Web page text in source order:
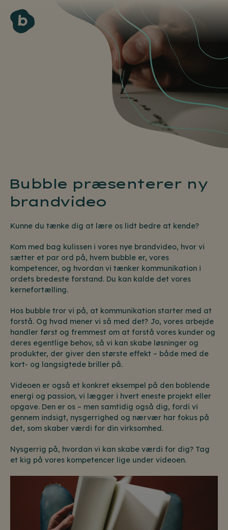
Bubble præsenterer ny
brandvideo
Kunne du tænke dig at lære os lidt bedre at kende?
Kom med bag kulissen i vores nye brandvideo, hvor vi
sætter et par ord på, hvem bubble er, vores
kompetencer, og hvordan vi tænker kommunikation i
ordets bredeste forstand. Du kan kalde det vores
kernefortælling.
Hos bubble tror vi på, at kommunikation starter med at
forstå. Og hvad mener vi så med det? Jo, vores arbejde
handler først og fremmest om at forstå vores kunder og
deres egentlige behov, så vi kan skabe løsninger og
produkter, der giver den største effekt – både med de
kort- og langsigtede briller på.
Videoen er også et konkret eksempel på den boblende
energi og passion, vi lægger i hvert eneste projekt eller
opgave. Den er os – men samtidig også dig, fordi vi
gennem indsigt, nysgerrighed og nærvær har fokus på
det, som skaber værdi for din virksomhed.
Nysgerrig på, hvordan vi kan skabe værdi for dig? Tag
et kig på vores kompetencer lige under videoen.